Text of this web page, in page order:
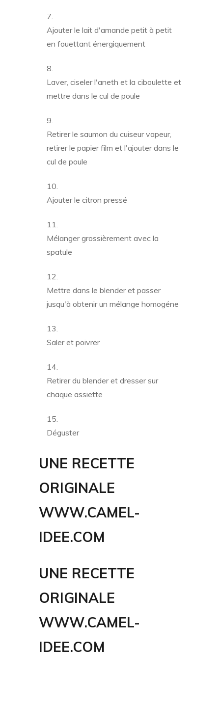
Ajouter le lait d'amande petit à petit
en fouettant énergiquement
Laver, ciseler l'aneth et la ciboulette et
mettre dans le cul de poule
Retirer le saumon du cuiseur vapeur,
retirer le papier film et l'ajouter dans le
cul de poule
Ajouter le citron pressé
Mélanger grossièrement avec la
spatule
Mettre dans le blender et passer
jusqu'à obtenir un mélange homogéne
Saler et poivrer
Retirer du blender et dresser sur
chaque assiette
Déguster
UNE RECETTE
ORIGINALE
WWW.CAMEL-
IDEE.COM
UNE RECETTE
ORIGINALE
WWW.CAMEL-
IDEE.COM